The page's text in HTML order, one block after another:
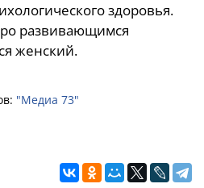
здоровья.
развивающимся
женский.
"Медиа 73"